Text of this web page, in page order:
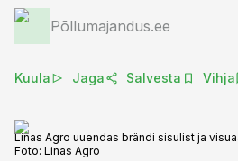
Põllumajandus.ee
Kuula Jaga Salvesta Vihja
Linas Agro uuendas brändi sisulist ja
Foto: Linas Agro